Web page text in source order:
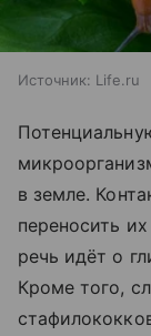
Источник: Life.ru
в земле.
переносить
речь идёт о
Кроме того,